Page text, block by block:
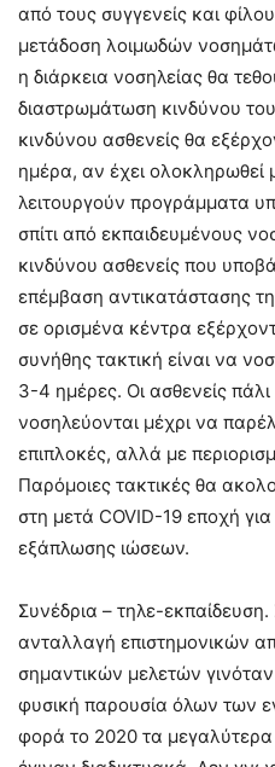
από τους συγγενείς και
μετάδοση λοιμωδών
η διάρκεια νοσηλείας θα
διαστρωμάτωση κινδύνου
κινδύνου ασθενείς θα
ημέρα, αν έχει
λειτουργούν προγράμματα
σπίτι από εκπαιδευμένους
κινδύνου ασθενείς που
επέμβαση αντικατάστασης
σε ορισμένα κέντρα
συνήθης τακτική είναι να
3-4 ημέρες. Οι ασθενείς
νοσηλεύονται μέχρι να
επιπλοκές, αλλά με
Παρόμοιες τακτικές θα
στη μετά COVID-19 εποχή
εξάπλωσης ιώσεων.
Συνέδρια – τηλε-
ανταλλαγή επιστημονικών
σημαντικών μελετών
φυσική παρουσία όλων των
φορά το 2020 τα